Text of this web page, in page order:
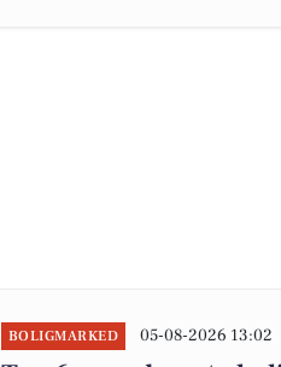
BOLIGMARKED 05-08-2026 13:02